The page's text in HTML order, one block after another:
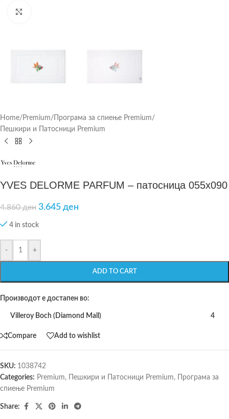
Home/ Premium/ Програма за спиење Premium/
Пешкири и Патосници Premium
YVES DELORME PARFUM – патосница 055х090
4.860ден 3.645 ден
4 in stock
- +
ADD TO CART
Производот е достапен во:
Villeroy Boch (Diamond Mall) 4
Compare Add to wishlist
SKU: 1038742
Categories: Premium, Пешкири и Патосници Premium,
Програма за
спиење Premium
Share: